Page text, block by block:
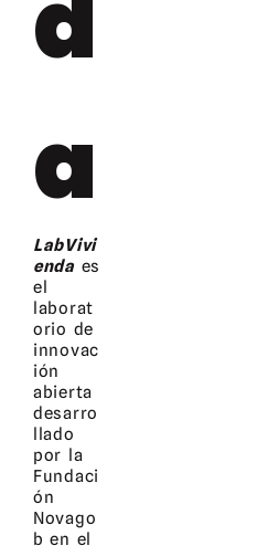
a
LabVivi
enda es
el
laborat
orio de
innovac
ión
abierta
desarro
llado
por la
Fundaci
ón
Novago
b en el